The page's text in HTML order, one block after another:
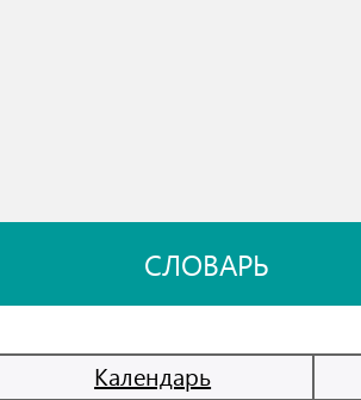
СЛОВАРЬ
Календарь